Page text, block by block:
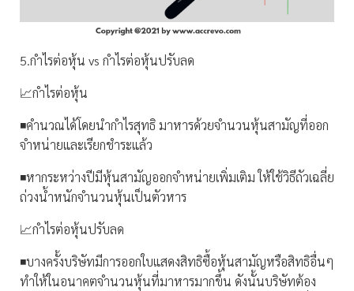
5.กำไรต่อหุ้น vs กำไรต่อหุ้นปรับลด
📈กำไรต่อหุ้น
◾️คำนวณได้โดยนำกำไรสุทธิ มาหารด้วยจำนวนหุ้นสามัญที่ออก
จำหน่ายและเรียกชำระแล้ว
◾️หากระหว่างปีมีหุ้นสามัญออกจำหน่ายเพิ่มเติม ให้ใช้วิธีถัวเฉลี่ย
ถ่วงน้ำหนักจำนวนหุ้นเป็นตัวหาร
📈กำไรต่อหุ้นปรับลด
◾️บางครั้งบริษัทมีการออกใบแสดงสิทธิซื้อหุ้นสามัญหรือสิทธิอื่นๆ
ทำให้ในอนาคตจำนวนหุ้นที่มาหารมากขึ้น ดังนั้นบริษัทต้อง